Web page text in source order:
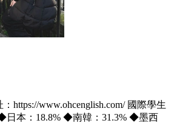
https://www.ohcenglish.com/ 國際學生
日本：18.8% ◆南韓：31.3% ◆墨西